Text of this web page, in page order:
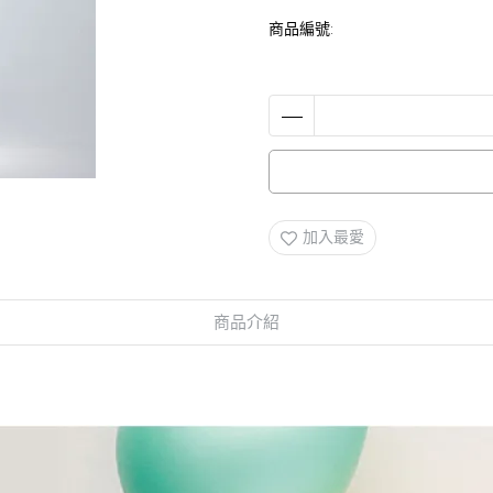
商品編號:
加入最愛
商品介紹